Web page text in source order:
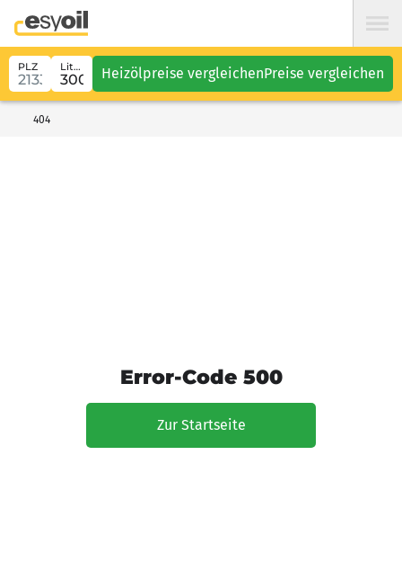
PLZ Liter Heizölpreise vergleichenPreise vergleichen
404
Error-Code 500
Zur Startseite